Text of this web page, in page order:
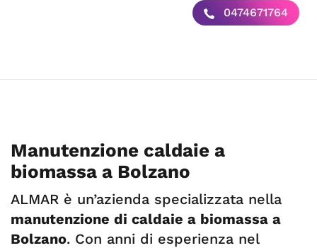
0474671764
Manutenzione caldaie a
biomassa a Bolzano
ALMAR è un’azienda specializzata nella
manutenzione di caldaie a biomassa a
Bolzano. Con anni di esperienza nel